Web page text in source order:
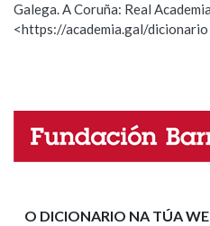
Observación Hai un
Propoño mellorar a
Nome
Galega. A Coruña: Real
<https://academia.gal/
O DICIONARIO NA TÚA